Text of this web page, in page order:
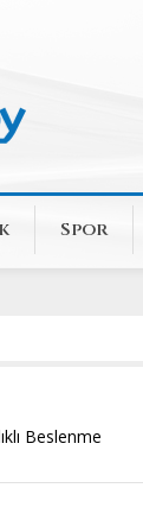
Spor
Beslenme